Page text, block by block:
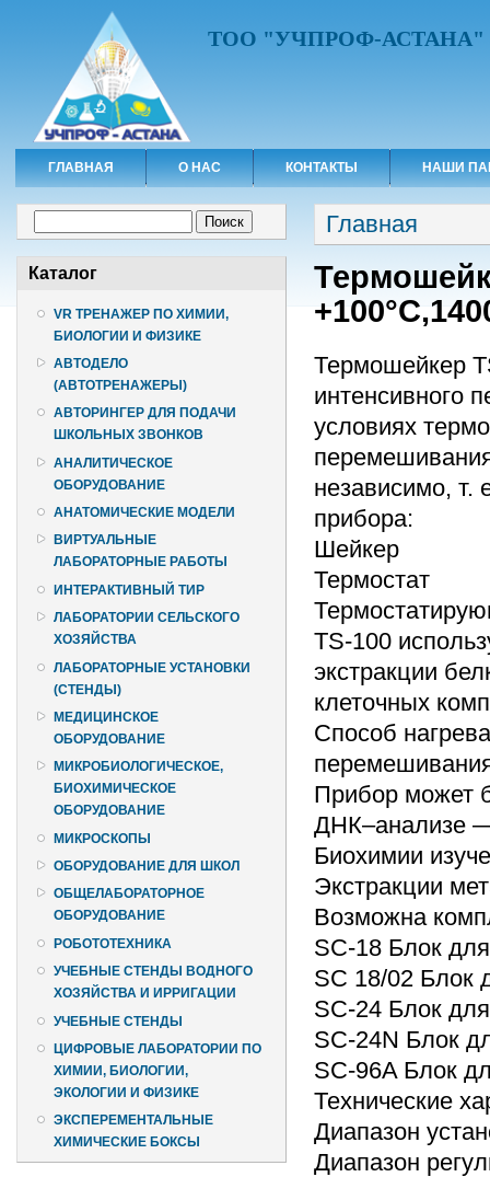
ТОО "УЧПРОФ-АСТАНА"
ГЛАВНАЯ О НАС КОНТАКТЫ НАШИ
Каталог
VR ТРЕНАЖЕР ПО ХИМИИ,
БИОЛОГИИ И ФИЗИКЕ
АВТОДЕЛО
(АВТОТРЕНАЖЕРЫ)
АВТОРИНГЕР ДЛЯ ПОДАЧИ
ШКОЛЬНЫХ ЗВОНКОВ
АНАЛИТИЧЕСКОЕ
ОБОРУДОВАНИЕ
АНАТОМИЧЕСКИЕ МОДЕЛИ
ВИРТУАЛЬНЫЕ
ЛАБОРАТОРНЫЕ РАБОТЫ
ИНТЕРАКТИВНЫЙ ТИР
ЛАБОРАТОРИИ СЕЛЬСКОГО
ХОЗЯЙСТВА
ЛАБОРАТОРНЫЕ УСТАНОВКИ
(СТЕНДЫ)
МЕДИЦИНСКОЕ
ОБОРУДОВАНИЕ
МИКРОБИОЛОГИЧЕСКОЕ,
БИОХИМИЧЕСКОЕ
ОБОРУДОВАНИЕ
МИКРОСКОПЫ
ОБОРУДОВАНИЕ ДЛЯ ШКОЛ
ОБЩЕЛАБОРАТОРНОЕ
ОБОРУДОВАНИЕ
РОБОТОТЕХНИКА
УЧЕБНЫЕ СТЕНДЫ ВОДНОГО
ХОЗЯЙСТВА И ИРРИГАЦИИ
УЧЕБНЫЕ СТЕНДЫ
ЦИФРОВЫЕ ЛАБОРАТОРИИ ПО
ХИМИИ, БИОЛОГИИ,
ЭКОЛОГИИ И ФИЗИКЕ
ЭКСПЕРЕМЕНТАЛЬНЫЕ
ХИМИЧЕСКИЕ БОКСЫ
Вы здесь
Главная
Термошейкер
интенсивного
условиях
независимо, т.
прибора:
Шейкер
Термостат
TS-100
экстракции
клеточных
Способ
Прибор может
ДНК–анализе
Биохимии
Экстракции
Возможна
SC-18 Блок
SC 18/02 Блок
SC-24 Блок
SC-24N Блок
SC-96A Блок
Технические
Диапазон
Диапазон